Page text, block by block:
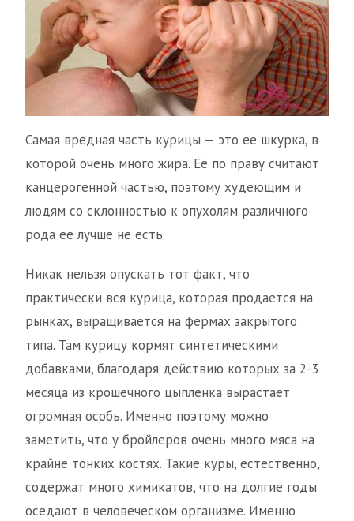
Самая вредная часть курицы — это ее шкурка, в
которой очень много жира. Ее по праву считают
канцерогенной частью, поэтому худеющим и
людям со склонностью к опухолям различного
рода ее лучше не есть.
Никак нельзя опускать тот факт, что
практически вся курица, которая продается на
рынках, выращивается на фермах закрытого
типа. Там курицу кормят синтетическими
добавками, благодаря действию которых за 2-3
месяца из крошечного цыпленка вырастает
огромная особь. Именно поэтому можно
заметить, что у бройлеров очень много мяса на
крайне тонких костях. Такие куры, естественно,
содержат много химикатов, что на долгие годы
оседают в человеческом организме. Именно